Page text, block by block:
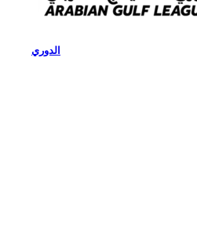
الدوري